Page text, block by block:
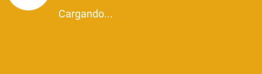
Cargando...